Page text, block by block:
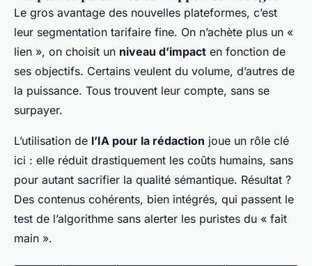
Le gros avantage des nouvelles plateformes, c’est
leur segmentation tarifaire fine. On n’achète plus un «
lien », on choisit un niveau d’impact en fonction de
ses objectifs. Certains veulent du volume, d’autres de
la puissance. Tous trouvent leur compte, sans se
surpayer.
L’utilisation de l’IA pour la rédaction joue un rôle clé
ici : elle réduit drastiquement les coûts humains, sans
pour autant sacrifier la qualité sémantique. Résultat ?
Des contenus cohérents, bien intégrés, qui passent le
test de l’algorithme sans alerter les puristes du « fait
main ».